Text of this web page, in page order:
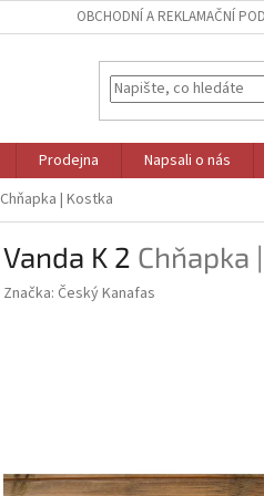
OBCHODNÍ A REKLAMAČNÍ
Prodejna Napsali o nás
Chňapka | Kostka
Vanda K 2 Chňapka
Značka: Český Kanafas